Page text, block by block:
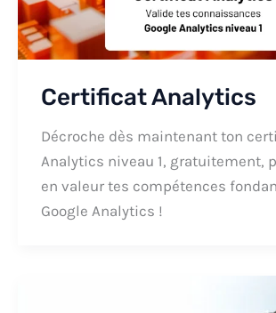
Certificat Analytics
Décroche dès maintenant ton
Analytics niveau 1, gratuitement,
en valeur tes compétences
Google Analytics !